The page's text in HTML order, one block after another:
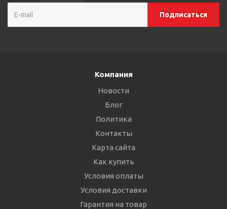
Компания
Новости
Блог
Политика
Контакты
Карта сайта
Как купить
Условия оплаты
Условия доставки
Гарантия на товар